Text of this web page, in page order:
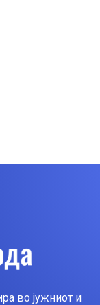
во јужниот и